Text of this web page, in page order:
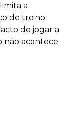
a
de treino
de jogar a
não acontece.